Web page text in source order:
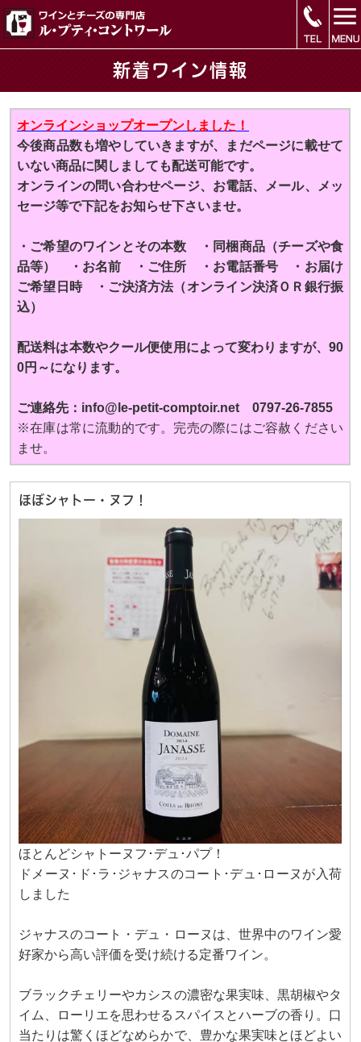
新着ワイン情報
オンラインショップオープンしました！
今後商品数も増やしていきますが、まだページに載せて
いない商品に関しましても配送可能です。
オンラインの問い合わせページ、お電話、メール、メッ
セージ等で下記をお知らせ下さいませ。
・ご希望のワインとその本数 ・同梱商品（チーズや食
品等） ・お名前 ・ご住所 ・お電話番号 ・お届け
ご希望日時 ・ご決済方法（オンライン決済ＯＲ銀行振
込）
配送料は本数やクール便使用によって変わりますが、90
0円～になります。
ご連絡先：info@le-petit-comptoir.net 0797-26-7855
※在庫は常に流動的です。完売の際にはご容赦ください
ませ。
ほぼシャトー・ヌフ！
ほとんどシャトーヌフ･デュ･パプ！
ドメーヌ･ド･ラ･ジャナスのコート･デュ･ローヌが入荷
しました
ジャナスのコート・デュ・ローヌは、世界中のワイン愛
好家から高い評価を受け続ける定番ワイン。
ブラックチェリーやカシスの濃密な果実味、黒胡椒やタ
イム、ローリエを思わせるスパイスとハーブの香り。口
当たりは驚くほどなめらかで、豊かな果実味とほどよい